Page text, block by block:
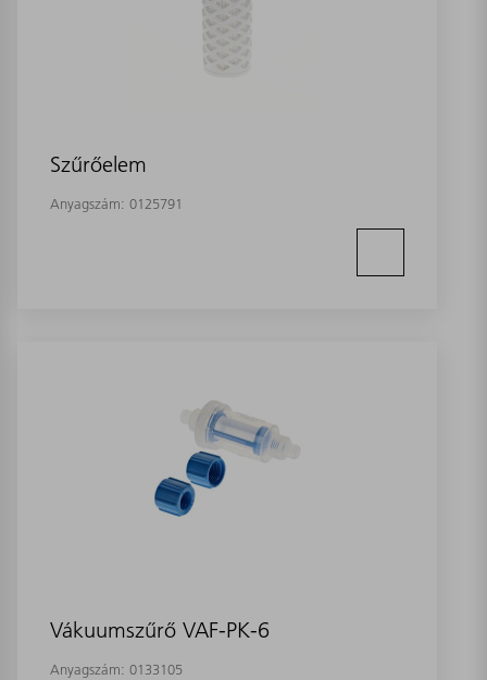
Szűrőelem
Anyagszám: 0125791
Vákuumszűrő VAF-PK-6
Anyagszám: 0133105